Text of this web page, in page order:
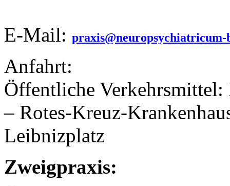
E-Mail: praxis@neuropsychiatricum-
Anfahrt:
Öffentliche
– Rotes-Kreuz-
Leibnizplatz
Zweigpraxis: